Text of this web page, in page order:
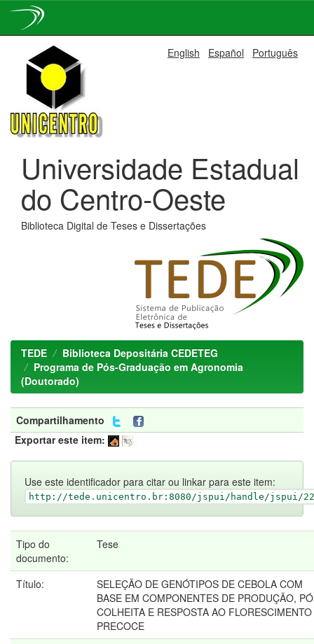
navigation
English Español Português
Universidade Estadual
do Centro-Oeste
Biblioteca Digital de Teses e Dissertações
TEDE
Biblioteca Depositária CEDETEG
Programa de Pós-Graduação em Agronomia
(Doutorado)
Compartilhamento
Exportar este item:
Use este identificador para citar ou linkar para este item:
http://tede.unicentro.br:8080/jspui/handle/jspui/
Tipo do
documento:
Tese
Título:
SELEÇÃO DE GENÓTIPOS DE CEBOLA COM
BASE EM COMPONENTES DE PRODUÇÃO,
COLHEITA E RESPOSTA AO FLORESCIMENTO
PRECOCE